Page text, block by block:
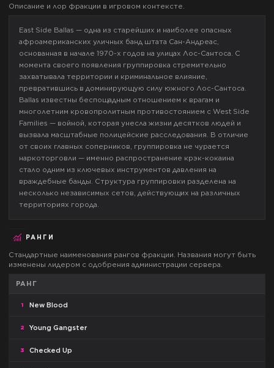
Описание и лор фракции в игровом контексте.
East Side Ballas — одна из старейших и наиболее опасных
афроамериканских уличных банд штата Сан-Андреас,
основанная в начале 1970-х годов на улицах Лос-Сантоса. С
момента своего появления группировка стремительно
захватывала территории и криминальное влияние,
превратившись в доминирующую силу южного Лос-Сантоса.
Ballas известны беспощадным отношением к врагам и
многолетним кровопролитным противостоянием с West Side
Families — войной, которая унесла жизни десятков людей и
вызвала масштабные полицейские расследования. В отличие
от своих главных соперников, группировка не чурается
наркоторговли — именно распространение крэк-кокаина
стало одним из ключевых инструментов давления на
враждебные банды. Структура группировки разделена на
несколько независимых сетов, действующих на различных
территориях города.
РАНГИ
Стандартные наименования рангов фракции. Названия могут быть
изменены лидером с одобрения администрации сервера.
РАНГ
1 New Blood
2 Young Gangster
3 Checked Up